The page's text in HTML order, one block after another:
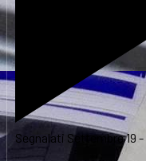
Segnalati Settembre 19 -